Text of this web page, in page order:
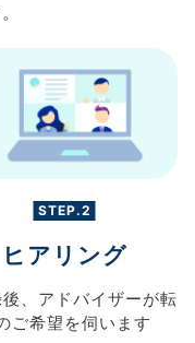
STEP.2
ヒアリング
、 アドバイザーが転
ご希望を伺います